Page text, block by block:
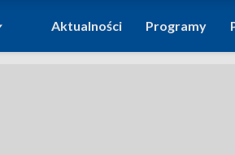
DO
Aktualności Programy